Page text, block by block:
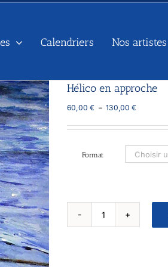
Calendriers Nos artistes
Hélico en approche
60,00€ – 130,00€Plage
prix :
à
130,00 €
Format
quantité
de